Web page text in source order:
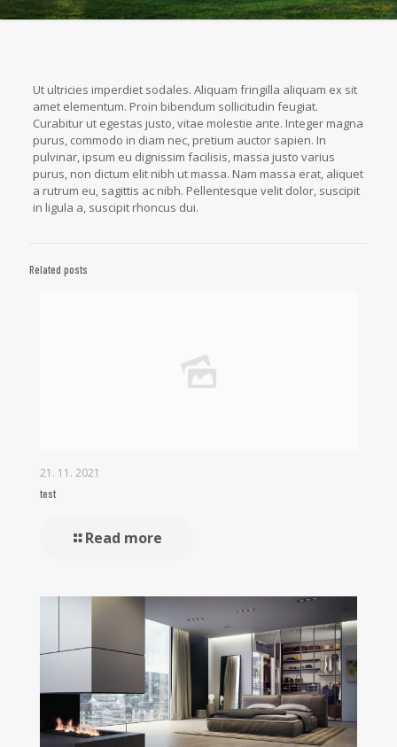
Ut ultricies imperdiet sodales. Aliquam fringilla aliquam ex sit
amet elementum. Proin bibendum sollicitudin feugiat.
Curabitur ut egestas justo, vitae molestie ante. Integer magna
purus, commodo in diam nec, pretium auctor sapien. In
pulvinar, ipsum eu dignissim facilisis, massa justo varius
purus, non dictum elit nibh ut massa. Nam massa erat, aliquet
a rutrum eu, sagittis ac nibh. Pellentesque velit dolor, suscipit
in ligula a, suscipit rhoncus dui.
Related posts
21. 11. 2021
test
Read more